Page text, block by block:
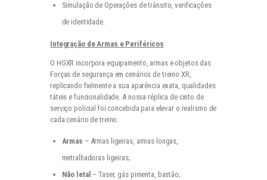
Simulação de Operações de trânsito, verificações
de identidade.
Integração de Armas e Periféricos
O HGXR incorpora equipamento, armas e objetos das
Forças de segurança em cenários de treino XR,
replicando fielmente a sua aparência exata, qualidades
táteis e funcionalidade. A nossa réplica de cinto de
serviço policial foi concebida para elevar o realismo de
cada cenário de treino.
Armas – Armas ligeiras, armas longas,
metralhadoras ligeiras;
Não letal – Taser, gás pimenta, bastão;